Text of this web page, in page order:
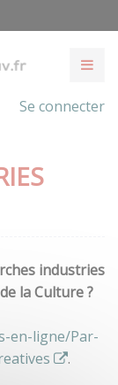
Se connecter
industries
la Culture ?
en-ligne/Par-
.